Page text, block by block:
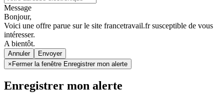
Message
Bonjour,
Voici une offre parue sur le site francetravail.fr susceptible de vous
intéresser.
A bientôt.
Annuler
× Fermer la fenêtre Enregistrer mon alerte
Enregistrer mon alerte